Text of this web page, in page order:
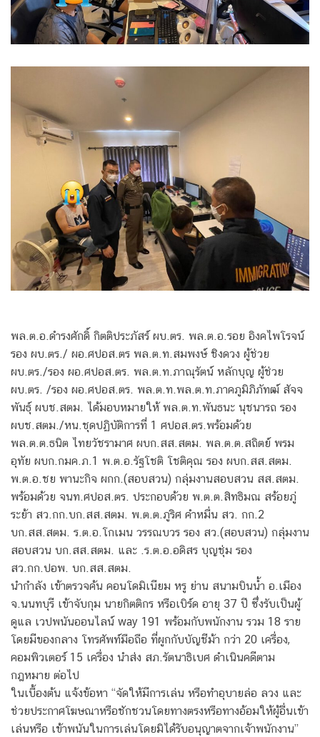
พล.ต.อ.ดำรงศักดิ์ กิตติประภัสร์ ผบ.ตร. พล.ต.อ.รอย อิงคไพโรจน์
รอง ผบ.ตร./ ผอ.ศปอส.ตร พล.ต.ท.สมพงษ์ ชิงดวง ผู้ช่วย
ผบ.ตร./รอง ผอ.ศปอส.ตร. พล.ต.ท.ภาณุรัตน์ หลักบุญ ผู้ช่วย
ผบ.ตร. /รอง ผอ.ศปอส.ตร. พล.ต.ท.พล.ต.ท.ภาคภูมิภิภัทฒ์ สัจจ
พันธุ์ ผบช.สตม. ได้มอบหมายให้ พล.ต.ท.พันธนะ นุชนารถ รอง
ผบช.สตม./หน.ชุดปฏิบัติการที่ 1 ศปอส.ตร.พร้อมด้วย
พล.ต.ต.ธนิต ไทยวัชรามาศ ผบก.สส.สตม. พล.ต.ต.สถิตย์ พรม
อุทัย ผบก.กมค.ภ.1 พ.ต.อ.รัฐโชติ โชติคุณ รอง ผบก.สส.สตม.
พ.ต.อ.ชย พานะกิจ ผกก.(สอบสวน) กลุ่มงานสอบสวน สส.สตม.
พร้อมด้วย จนท.ศปอส.ตร. ประกอบด้วย พ.ต.ต.สิทธิมณ สร้อยภู่
ระย้า สว.กก.บก.สส.สตม. พ.ต.ต.ภูริศ คำหมื่น สว. กก.2
บก.สส.สตม. ร.ต.อ.โกเมน วรรณบวร รอง สว.(สอบสวน) กลุ่มงาน
สอบสวน บก.สส.สตม. และ .ร.ต.อ.อดิสร บุญชุ่ม รอง
สว.กก.ปอพ. บก.สส.สตม.
นำกำลัง เข้าตรวจค้น คอนโดมิเนียม หรู ย่าน สนามบินน้ำ อ.เมือง
จ.นนทบุรี เข้าจับกุม นายกิตติกร หรือเบิร์ด อายุ 37 ปี ซึ่งรับเป็นผู้
ดูแล เวปพนันออนไลน์ way 191 พร้อมกับพนักงาน รวม 18 ราย
โดยมีของกลาง โทรศัพท์มือถือ ที่ผูกกับบัญชีม้า กว่า 20 เครื่อง,
คอมพิวเตอร์ 15 เครื่อง นำส่ง สภ.รัตนาธิเบศ ดำเนินคดีตาม
กฎหมาย ต่อไป
ในเบื้องต้น แจ้งข้อหา “จัดให้มีการเล่น หรือทำอุบายล่อ ลวง และ
ช่วยประกาศโฆษณาหรือชักชวนโดยทางตรงหรือทางอ้อมให้ผู้อื่นเข้า
เล่นหรือ เข้าพนันในการเล่นโดยมิได้รับอนุญาตจากเจ้าพนักงาน”